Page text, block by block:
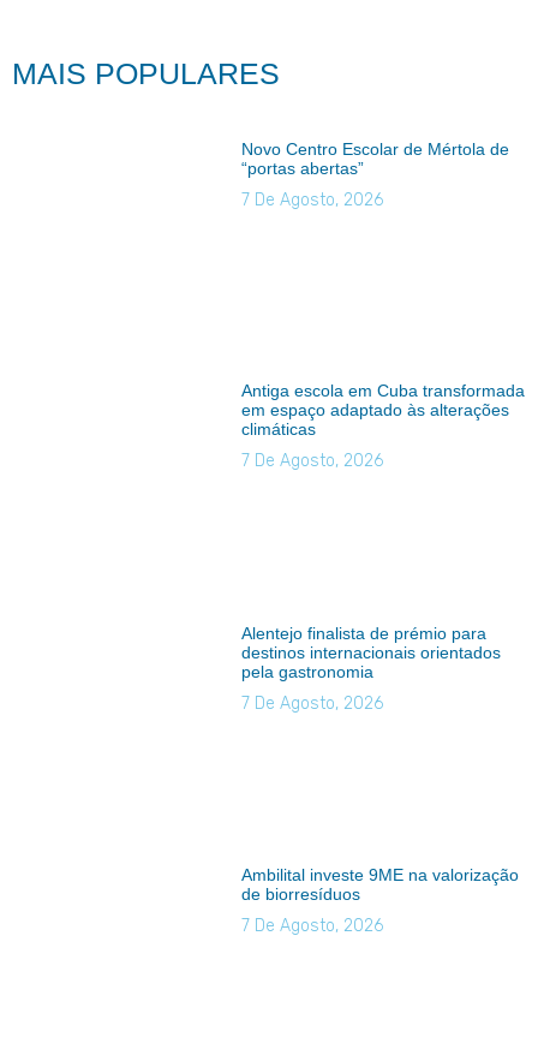
MAIS POPULARES
Novo Centro Escolar de Mértola de
“portas abertas”
7 De Agosto, 2026
Antiga escola em Cuba transformada
em espaço adaptado às alterações
climáticas
7 De Agosto, 2026
Alentejo finalista de prémio para
destinos internacionais orientados
pela gastronomia
7 De Agosto, 2026
Ambilital investe 9ME na valorização
de biorresíduos
7 De Agosto, 2026